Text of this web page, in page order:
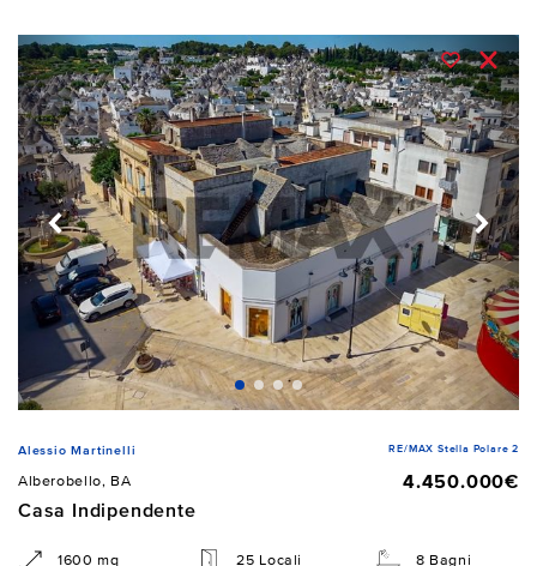
Alessio Martinelli RE/MAX Stella Polare 2
Alberobello, BA
4.450.000€
Casa Indipendente
1600 mq 25 Locali 8 Bagni